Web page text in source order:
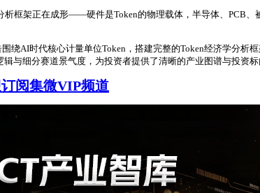
框架正在成形——硬件是Token的物理载体，半导体、PCB
AI时代核心计量单位Token，搭建完整的Token经济学分析
与细分赛道景气度，为投资者提供了清晰的产业图谱与投资标
阅集微VIP频道